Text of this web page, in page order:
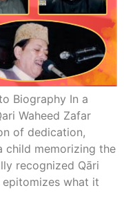
Biography In a
Waheed Zafar
of dedication,
child memorizing the
recognized Qāri
epitomizes what it